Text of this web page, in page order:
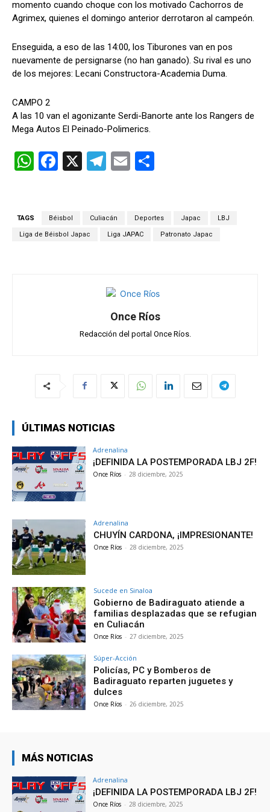
momento cuando choque con los motivado Cachorros de
Agrimex, quienes el domingo anterior derrotaron al campeón.
Enseguida, a eso de las 14:00, los Tiburones van en pos
nuevamente de persignarse (no han ganado). Su rival es uno
de los mejores: Lecani Constructora-Academia Duma.
CAMPO 2
A las 10 van el agonizante Serdi-Banorte ante los Rangers de
Mega Autos El Peinado-Polimerics.
W
A
F
b
o
X
T
gr
a
E
p
ar
TAGS Béisbol Culiacán Deportes Japac LBJ
Liga de Béisbol Japac Liga JAPAC Patronato Japac
Once Ríos
Redacción del portal Once Ríos.
ÚLTIMAS NOTICIAS
Adrenalina
¡DEFINIDA LA POSTEMPORADA LBJ 2F!
Once Ríos - 28 diciembre, 2025
Adrenalina
CHUYÍN CARDONA, ¡IMPRESIONANTE!
Once Ríos - 28 diciembre, 2025
Sucede en Sinaloa
Gobierno de Badiraguato atiende a
familias desplazadas que se refugian
en Culiacán
Once Ríos - 27 diciembre, 2025
Súper-Acción
Policías, PC y Bomberos de
Badiraguato reparten juguetes y
dulces
Once Ríos - 26 diciembre, 2025
MÁS NOTICIAS
Adrenalina
¡DEFINIDA LA POSTEMPORADA LBJ 2F!
Once Ríos - 28 diciembre, 2025